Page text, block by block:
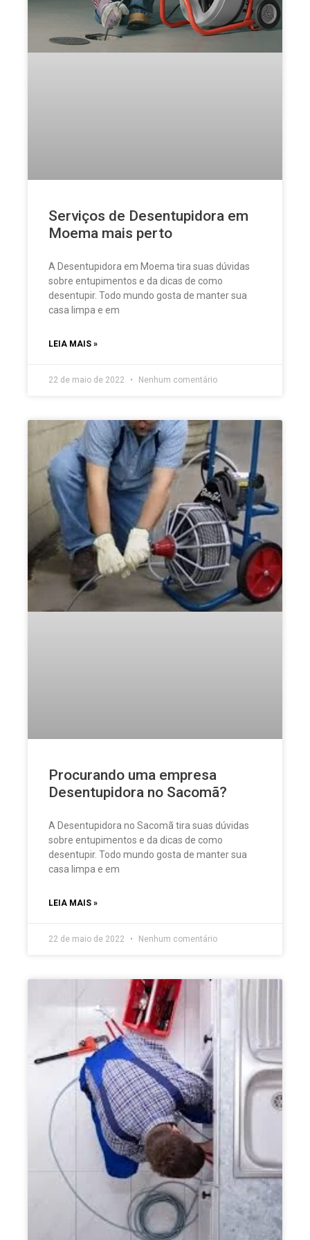
Serviços de Desentupidora em
Moema mais perto
A Desentupidora em Moema tira suas dúvidas
sobre entupimentos e da dicas de como
desentupir. Todo mundo gosta de manter sua
casa limpa e em
LEIA MAIS »
22 de maio de 2022 Nenhum comentário
Procurando uma empresa
Desentupidora no Sacomã?
A Desentupidora no Sacomã tira suas dúvidas
sobre entupimentos e da dicas de como
desentupir. Todo mundo gosta de manter sua
casa limpa e em
LEIA MAIS »
22 de maio de 2022 Nenhum comentário